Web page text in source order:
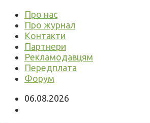
Про нас
Про журнал
Контакти
Партнери
Рекламодавцям
Передплата
Форум
06.08.2026